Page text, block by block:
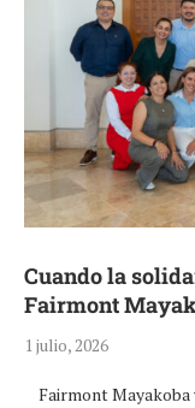
Cuando la
Fairmont
1 julio, 2026
Fairmont Mayakoba